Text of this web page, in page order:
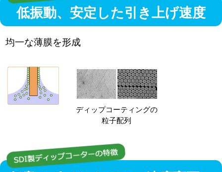
低振動、安定した引き上げ速度
均一な薄膜を形成
ディップコーティングの
粒子配列